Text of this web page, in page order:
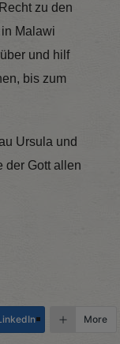
zu den
Malawi
und hilf
bis zum
Ursula und
der Gott allen
More